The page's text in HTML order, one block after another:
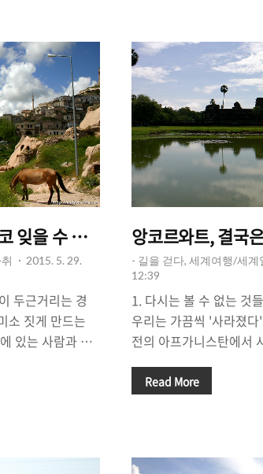
도시, 세계에서 가
도)'인 '라파스
최고의 볼 거리로
행자들이 찾는 곳이다.
으로 형성된 시가지에는
즐비해 있어 현대적인 모
몰의 번잡함과 현란한
쪽에 위치한 구시가(Old
잊을 수 없는, 내 인생의 명장면.
2015. 5. 29.
두근거리는 경
소 짓게 만드는
있는 사람과 함
게 된 멋진 풍경
'감동'이나 '기
앙코르와트, 결국
- 길을 걷다, 세계여행/세계
12:39
1. 다시는 볼 수 없는 것
우리는 가끔씩 '사라졌
전의 아프가니스탄에서
서 처참하게 쓰러져가
불가항력의 힘에 의해서
Read More